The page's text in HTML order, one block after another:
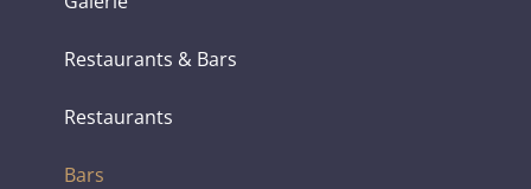
Restaurants & Bars
Restaurants
Bars